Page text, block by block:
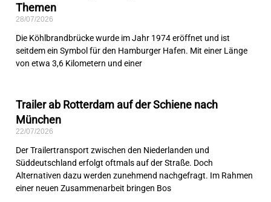
Themen
28/07/2026
Die Köhlbrandbrücke wurde im Jahr 1974 eröffnet und ist
seitdem ein Symbol für den Hamburger Hafen. Mit einer Länge
von etwa 3,6 Kilometern und einer
Trailer ab Rotterdam auf der Schiene nach
München
22/07/2026
Der Trailertransport zwischen den Niederlanden und
Süddeutschland erfolgt oftmals auf der Straße. Doch
Alternativen dazu werden zunehmend nachgefragt. Im Rahmen
einer neuen Zusammenarbeit bringen Bos